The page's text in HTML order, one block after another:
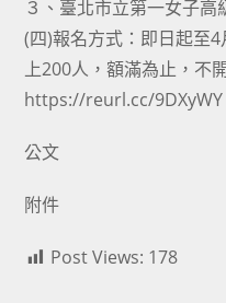
３、臺北市立第一女子高
(四)報名方式：即日起至
上200人，額滿為止，不
https://reurl.cc/9DXyWY
公文
附件
Post Views: 178